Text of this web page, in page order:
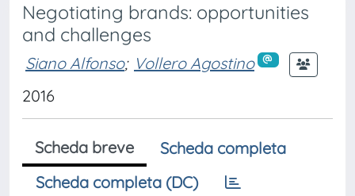
Negotiating brands: opportunities
and challenges
Siano Alfonso; Vollero Agostino
2016
Scheda breve
Scheda completa
Scheda completa (DC)